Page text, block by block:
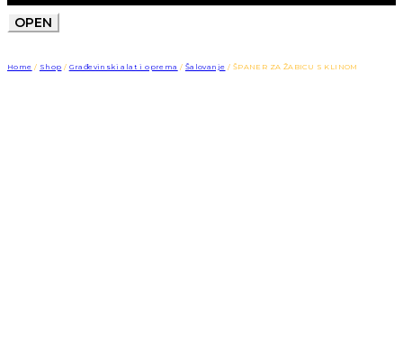
OPEN
Home / Shop / Građevinski alat i oprema / Šalovanje / ŠPANER ZA ŽABICU S KLINOM